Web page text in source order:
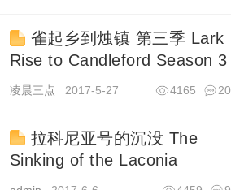
雀起乡到烛镇 第三季 Lark
Rise to Candleford Season 3
凌晨三点 2017-5-27 20
4165
拉科尼亚号的沉没 The
Sinking of the Laconia